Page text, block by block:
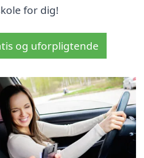
for dig!
og uforpligtende